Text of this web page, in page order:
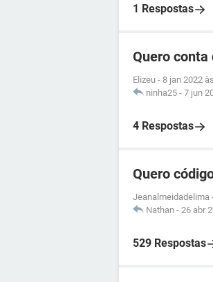
1 Respostas
Quero conta
Elizeu - 8 jan 2022
ninha25 - 7 jun
4 Respostas
Quero
Jeanalmeidadelima
Nathan - 26 abr
529 Respostas